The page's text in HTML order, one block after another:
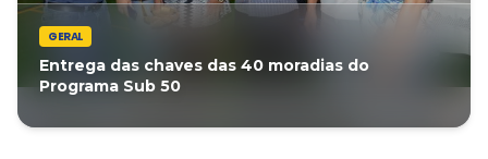
GERAL
Entrega das chaves das 40 moradias do
Programa Sub 50